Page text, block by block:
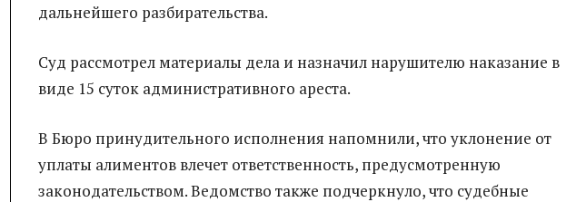
дальнейшего разбирательства.
Суд рассмотрел материалы дела и назначил нарушителю наказание в
виде 15 суток административного ареста.
В Бюро принудительного исполнения напомнили, что уклонение от
уплаты алиментов влечет ответственность, предусмотренную
законодательством. Ведомство также подчеркнуло, что судебные